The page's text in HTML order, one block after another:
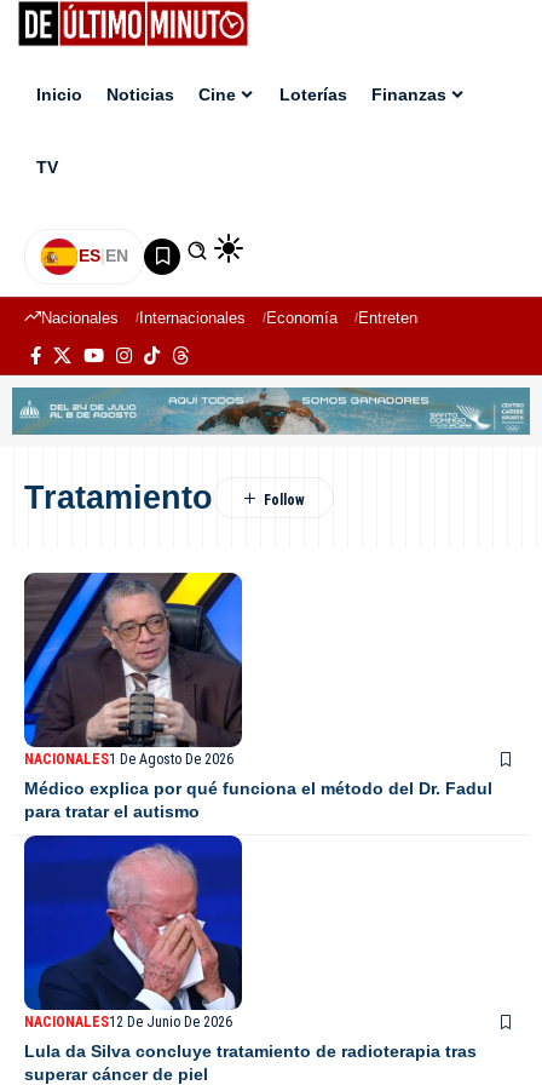
Inicio Noticias Cine Loterías Finanzas
TV
ES|EN
Nacionales Internacionales Economía Entretenimiento
Tratamiento
NACIONALES1 De Agosto De 2026
Médico explica por qué funciona el método del Dr. Fadul
para tratar el autismo
NACIONALES12 De Junio De 2026
Lula da Silva concluye tratamiento de radioterapia tras
superar cáncer de piel